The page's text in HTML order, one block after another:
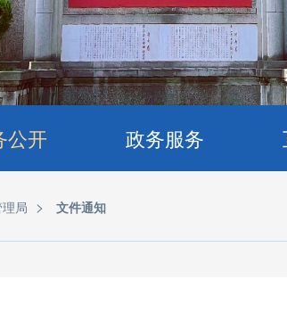
公开 政务服务
局 > 文件通知